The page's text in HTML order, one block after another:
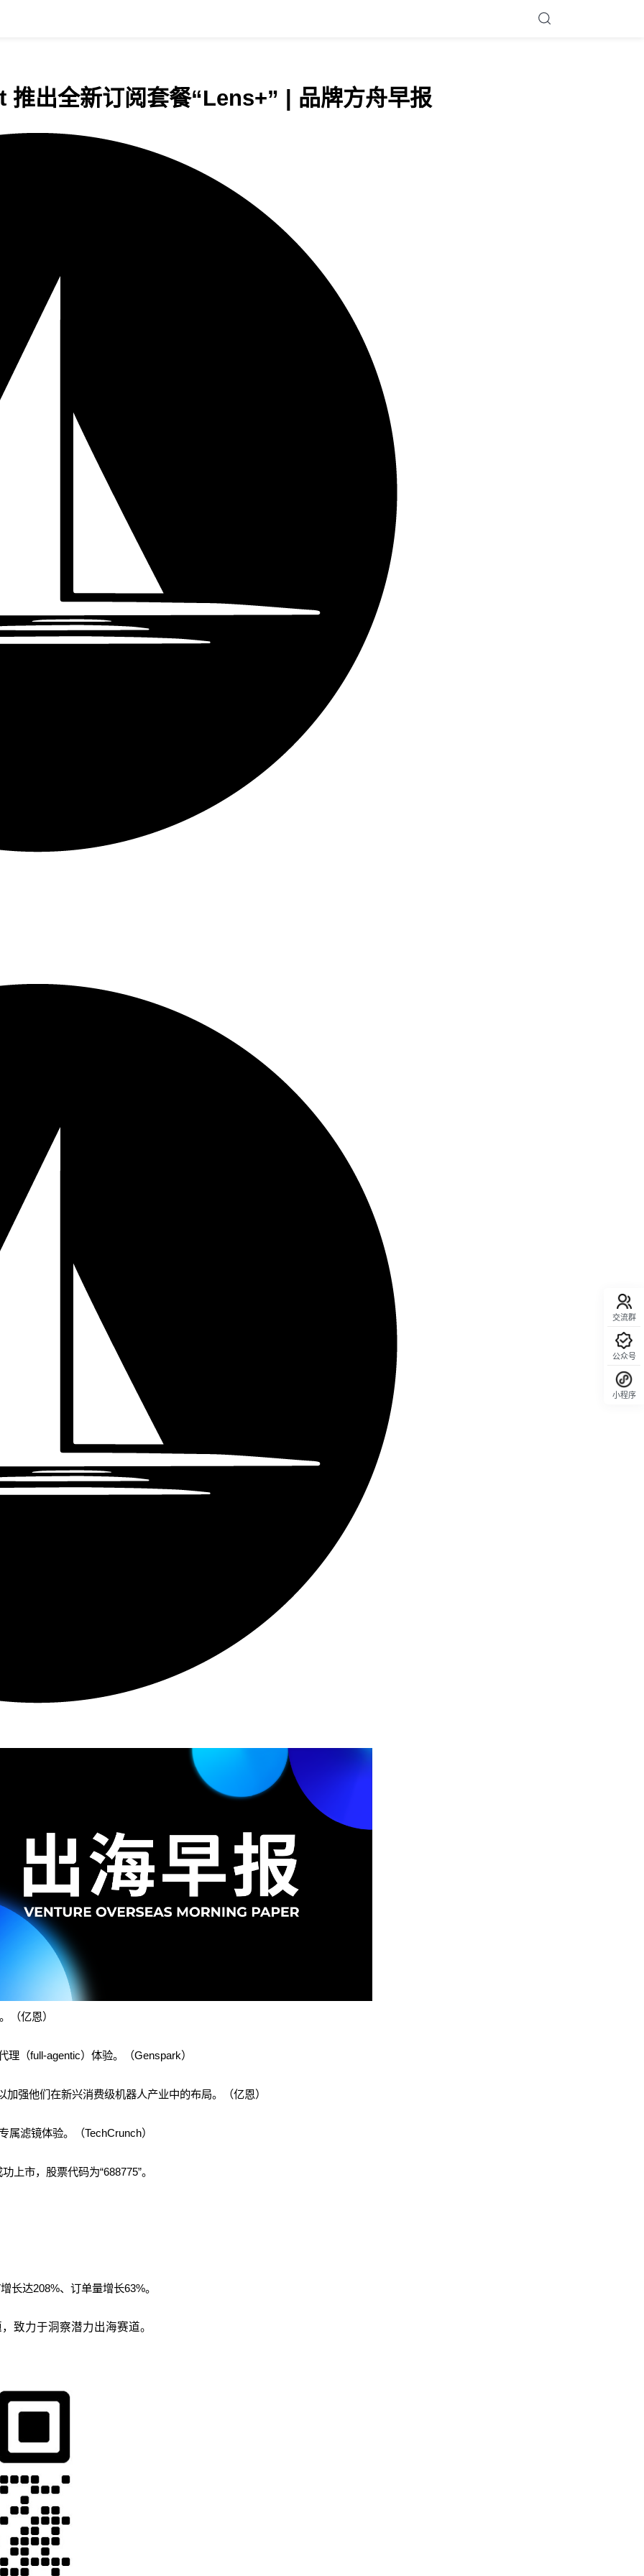
出全新订阅套餐“Lens+” | 品牌方舟早报
（亿恩）
（full-agentic）体验。（Genspark）
强他们在新兴消费级机器人产业中的布局。（亿恩）
属滤镜体验。（TechCrunch）
上市，股票代码为“688775”。
长达208%、订单量增长63%。
致力于洞察潜力出海赛道。
交流群
公众号
小程序